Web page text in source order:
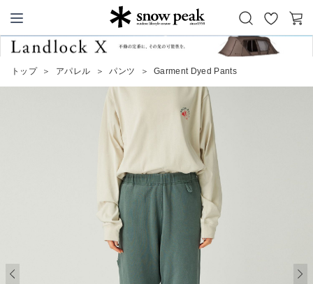
Snow Peak
お
気
カ
トップ ＞ アパレル ＞ パンツ ＞ Garment Dyed Pants